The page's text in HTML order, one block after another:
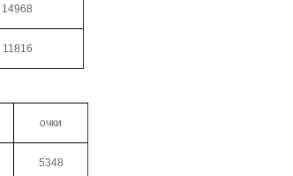
14968
11816
очки
5348